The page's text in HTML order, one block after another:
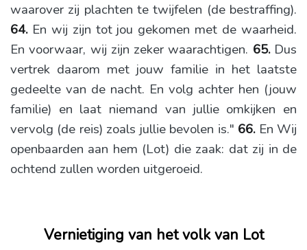
waarover zij plachten te twijfelen (de bestraffing).
64. En wij zijn tot jou gekomen met de waarheid.
En voorwaar, wij zijn zeker waarachtigen. 65. Dus
vertrek daarom met jouw familie in het laatste
gedeelte van de nacht. En volg achter hen (jouw
familie) en laat niemand van jullie omkijken en
vervolg (de reis) zoals jullie bevolen is." 66. En Wij
openbaarden aan hem (Lot) die zaak: dat zij in de
ochtend zullen worden uitgeroeid.
Vernietiging van het volk van Lot